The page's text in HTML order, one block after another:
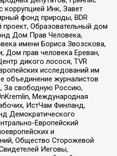
Инк, Завет
фонд природы, BDR
проект, Образовательный дом
Дом Прав Человека,
имени Бориса Звозскова,
Дом прав человека Ереван,
дикого лосося, TVR
исследований им
объединение журналистов
За свободную Россию,
Международная
ИстЧам Финланд,
Демократического
Европейский
и
Общество Сторожевой
Иеговы,